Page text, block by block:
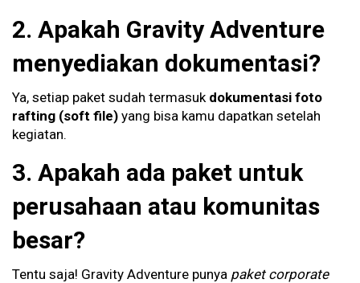
2. Apakah Gravity Adventure
menyediakan dokumentasi?
Ya, setiap paket sudah termasuk dokumentasi foto
rafting (soft file) yang bisa kamu dapatkan setelah
kegiatan.
3. Apakah ada paket untuk
perusahaan atau komunitas
besar?
Tentu saja! Gravity Adventure punya paket corporate